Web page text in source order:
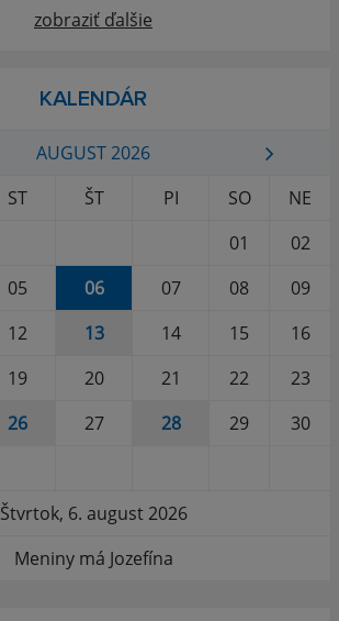
zobraziť ďalšie
KALENDÁR
AUGUST 2026
ST ŠT PI SO
NE
01
02
05 06 07 08
09
12 13 14 15
16
19 20 21 22
23
26 27 28 29
30
Štvrtok, 6. august 2026
Meniny má Jozefína